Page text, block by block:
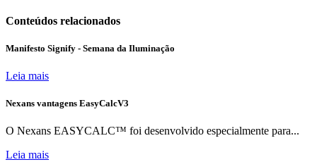
Conteúdos relacionados
Manifesto Signify - Semana da Iluminação
Leia mais
Nexans vantagens EasyCalcV3
O Nexans EASYCALC™ foi desenvolvido especialmente para...
Leia mais